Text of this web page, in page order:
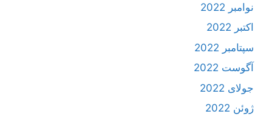
نوامبر 2022
اکتبر 2022
سپتامبر 2022
آگوست 2022
جولای 2022
ژوئن 2022